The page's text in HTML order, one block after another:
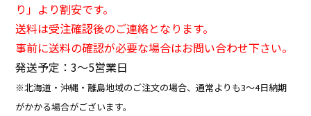
り」より割安です。
送料は受注確認後のご連絡となります。
事前に送料の確認が必要な場合はお問い合わせ下さい。
発送予定：3〜5営業日
※北海道・沖縄・離島地域のご注文の場合、通常よりも3～4日納期
がかかる場合がございます。